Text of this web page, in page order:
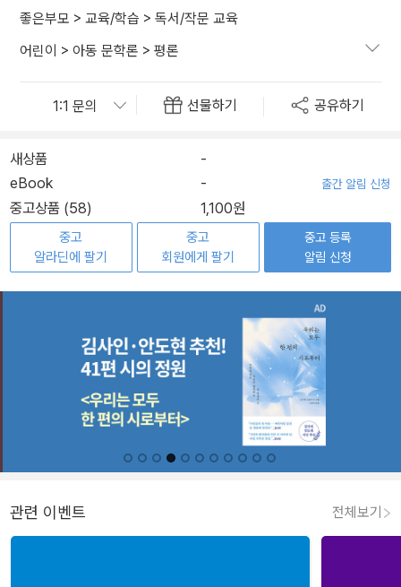
좋은부모 > 교육/학습 > 독서/작문 교육
어린이 > 아동 문학론 > 평론
선물하기 공유하기
새상품
-
eBook
- 출간 알림 신청
중고상품 (58) 1,100원
중고
알라딘에 팔기
중고
회원에게 팔기
중고 등록
알림 신청
관련 이벤트 전체보기